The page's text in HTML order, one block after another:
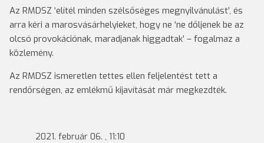
Az RMDSZ ‘elítél minden szélsőséges megnyilvánulást’, és
arra kéri a marosvásárhelyieket, hogy ne ‘ne dőljenek be az
olcsó provokációnak, maradjanak higgadtak’ – fogalmaz a
közlemény.
Az RMDSZ ismeretlen tettes ellen feljelentést tett a
rendőrségen, az emlékmű kijavítását már megkezdték.
2021. február 06. , 11:10